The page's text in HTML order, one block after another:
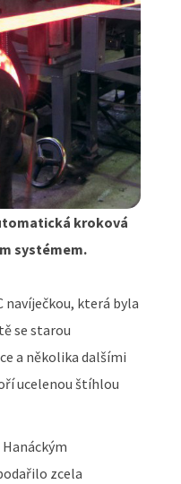
kroková
systémem.
navíječkou, která byla
se starou
a několika dalšími
ucelenou štíhlou
zcela